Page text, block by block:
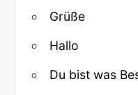
Grüße
Hallo
Du bist was